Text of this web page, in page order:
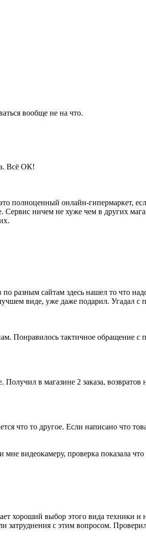
вообще не на что.
Всё ОК!
полноценный онлайн-гипермаркет,
ничем не хуже чем в других
разным сайтам здесь нашел то что
виде, уже даже подарил. Угадал с
Понравилось тактичное обращение
в магазине 2 заказа,
что то другое. Если написано что
видеокамеру, проверка показала
хороший выбор этого вида техники и
затруднения с этим вопросом.